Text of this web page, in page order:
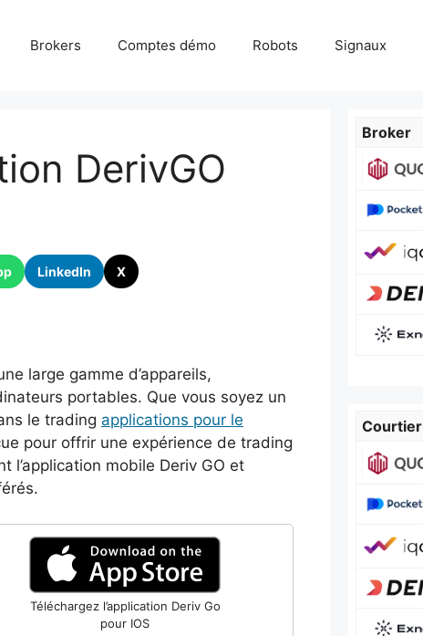
Brokers Comptes démo Robots Signaux
DerivGO
LinkedIn X
large gamme d’appareils,
portables. Que vous soyez un
le trading applications pour le
pour offrir une expérience de trading
l’application mobile Deriv GO et
Téléchargez l’application Deriv Go
pour IOS
Broker
Courtier